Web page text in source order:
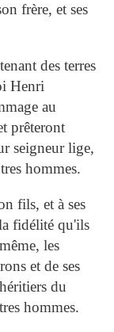
frère, et ses
des terres
Henri
au
prêteront
seigneur lige,
hommes.
fils, et à ses
fidélité qu'ils
les
et de ses
du
hommes.